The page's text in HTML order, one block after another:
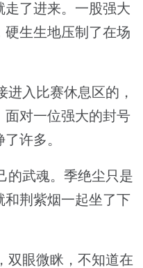
了进来。一股强大
生生地压制了在场
入比赛休息区的，
面对一位强大的封号
许多。
武魂。季绝尘只是
和荆紫烟一起坐了下
眼微眯，不知道在